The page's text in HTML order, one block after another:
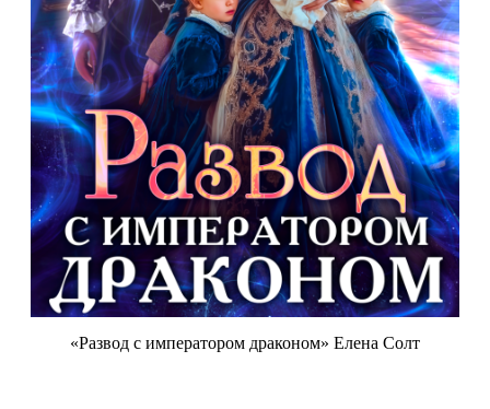
«Развод с императором драконом» Елена Солт